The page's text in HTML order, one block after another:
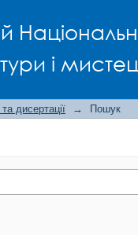
і
дисертації → Пошук